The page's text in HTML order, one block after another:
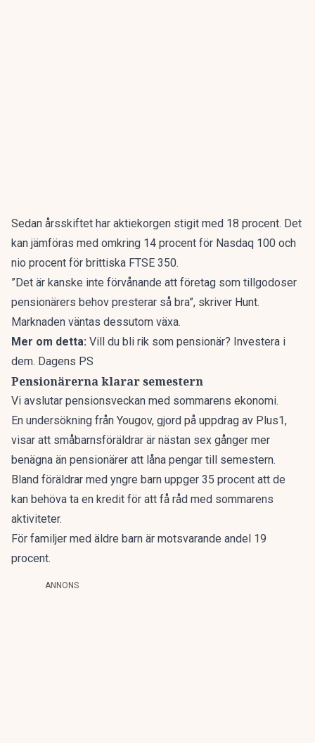
Sedan årsskiftet har aktiekorgen stigit med 18 procent. Det
kan jämföras med omkring 14 procent för Nasdaq 100 och
nio procent för brittiska FTSE 350.
”Det är kanske inte förvånande att företag som tillgodoser
pensionärers behov presterar så bra”, skriver Hunt.
Marknaden väntas dessutom växa.
Mer om detta: Vill du bli rik som pensionär? Investera i
dem. Dagens PS
Pensionärerna klarar semestern
Vi avslutar pensionsveckan med sommarens ekonomi.
En undersökning från Yougov, gjord på uppdrag av Plus1,
visar att småbarnsföräldrar är nästan sex gånger mer
benägna än pensionärer att låna pengar till semestern.
Bland föräldrar med yngre barn uppger 35 procent att de
kan behöva ta en kredit för att få råd med sommarens
aktiviteter.
För familjer med äldre barn är motsvarande andel 19
procent.
ANNONS